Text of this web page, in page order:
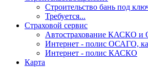
Строительство бань под
Требуется...
Страховой сервис
Автострахование КАСКО
Интернет - полис ОСАГО,
Интернет - полис КАСКО
Карта